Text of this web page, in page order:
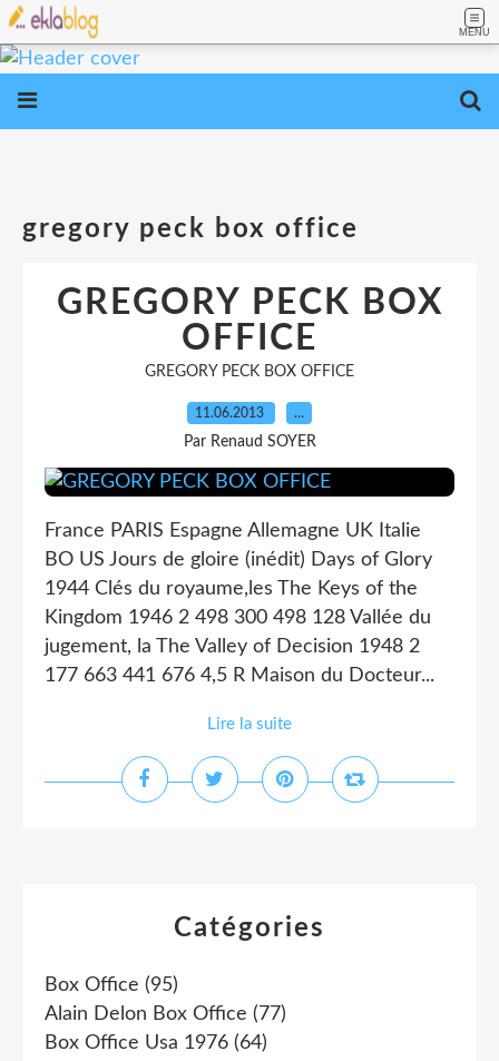
MENU
gregory peck box office
GREGORY PECK BOX
OFFICE
GREGORY PECK BOX OFFICE
11.06.2013 …
Par Renaud SOYER
France PARIS Espagne Allemagne UK Italie
BO US Jours de gloire (inédit) Days of Glory
1944 Clés du royaume,les The Keys of the
Kingdom 1946 2 498 300 498 128 Vallée du
jugement, la The Valley of Decision 1948 2
177 663 441 676 4,5 R Maison du Docteur...
Lire la suite
Catégories
Box Office (95)
Alain Delon Box Office (77)
Box Office Usa 1976 (64)